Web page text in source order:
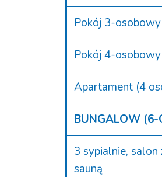
Pokój 3-osobowy
Pokój 4-osobowy
Apartament (4
BUNGALOW
3 sypialnie, salon
sauną